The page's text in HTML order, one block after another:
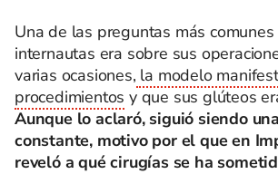
Una de las preguntas más
internautas era sobre sus
varias ocasiones, la modelo
procedimientos y que sus glúteos
Aunque lo aclaró, siguió siendo
constante, motivo por el que en
reveló a qué cirugías se ha